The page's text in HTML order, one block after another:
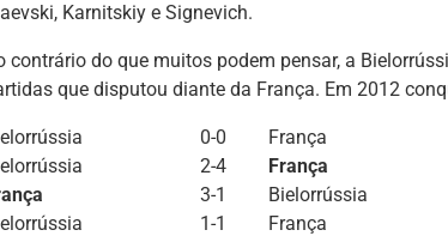
Karnitskiy e Signevich.
contrário do que muitos podem pensar, a
que disputou diante da França. Em 2012
0-0 França
2-4 França
3-1 Bielorrússia
1-1 França